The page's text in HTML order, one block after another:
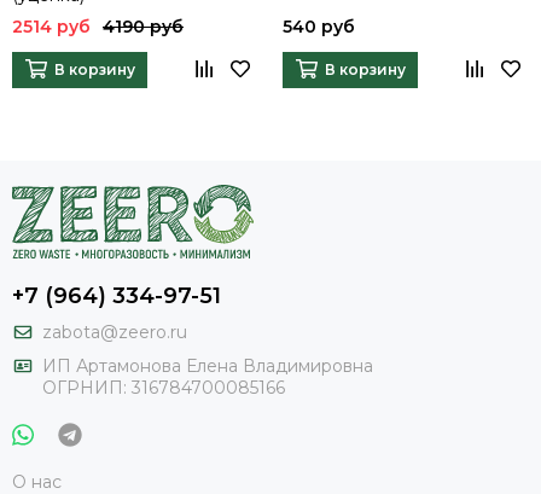
2514 руб
4190 руб
В корзину
540 руб
В корзину
+7 (964) 334-97-51
zabota@zeero.ru
И П Артамонова Елена Владимировна
ОГРНИП: 316784700085166
О нас